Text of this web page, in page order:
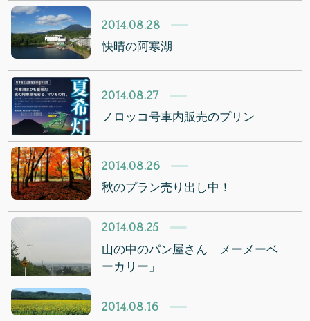
2014.08.28
快晴の阿寒湖
2014.08.27
ノロッコ号車内販売のプリン
2014.08.26
秋のプラン売り出し中！
2014.08.25
山の中のパン屋さん「メーメーベ
ーカリー」
2014.08.16